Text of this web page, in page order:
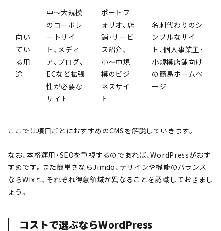
向い
てい
る用
途
中〜大規模
のコーポレ
ートサイ
ト、メディ
ア、ブログ、
ECなど拡張
性が必要な
サイト
ポートフ
ォリオ、店
舗・サービ
ス紹介、
小〜中規
模のビジ
ネスサイ
ト
名刺代わりのシ
ンプルなサイ
ト、個人事業主・
小規模店舗向け
の簡易ホームペ
ージ
ここでは項目ごとにおすすめのCMSを解説していきます。
なお、本格運用・SEOを重視するのであれば、WordPressがおす
すめです。また簡単さならJimdo、デザインや機能のバランス
ならWixと、それぞれ得意領域が異なることを認識しておきまし
ょう。
コストで選ぶならWordPress